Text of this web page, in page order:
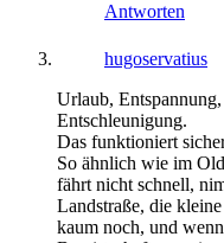
Antworten
hugoservatius
Urlaub,
Entschleunigung.
Das funktioniert
So ähnlich wie im
fährt nicht schnell,
Landstraße, die
kaum noch, und